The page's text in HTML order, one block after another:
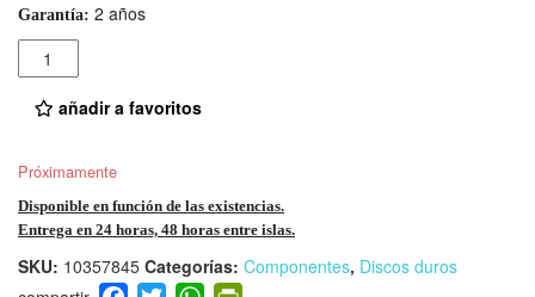
Garantía: 2 años
Cantidad
añadir a favoritos
Próximamente
Disponible en función de las existencias.
Entrega en 24 horas, 48 horas entre islas.
SKU: 10357845 Categorías: Componentes, Discos duros